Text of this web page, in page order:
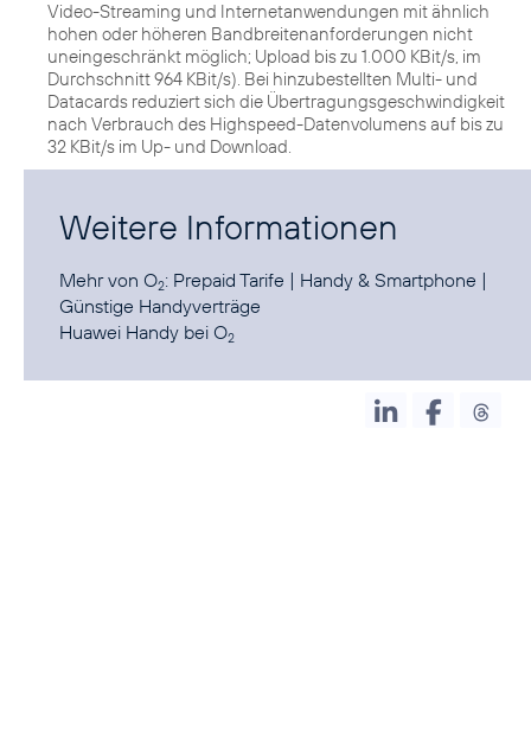
Video-Streaming und Internetanwendungen mit ähnlich
hohen oder höheren Bandbreitenanforderungen nicht
uneingeschränkt möglich; Upload bis zu 1.000 KBit/s, im
Durchschnitt 964 KBit/s). Bei hinzubestellten Multi- und
Datacards reduziert sich die Übertragungsgeschwindigkeit
nach Verbrauch des Highspeed-Datenvolumens auf bis zu
32 KBit/s im Up- und Download.
Weitere Informationen
Mehr von O2: Prepaid Tarife | Handy & Smartphone |
Günstige Handyverträge
Huawei Handy bei O2